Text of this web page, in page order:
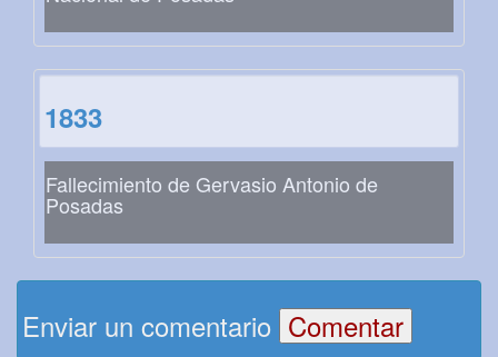
1833
Fallecimiento de Gervasio Antonio de
Posadas
Enviar un comentario